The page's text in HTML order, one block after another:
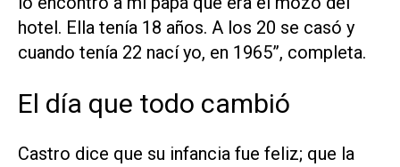
hotel. Ella tenía 18 años. A los 20 se casó y
cuando tenía 22 nací yo, en 1965”, completa.
El día que todo cambió
Castro dice que su infancia fue feliz; que la